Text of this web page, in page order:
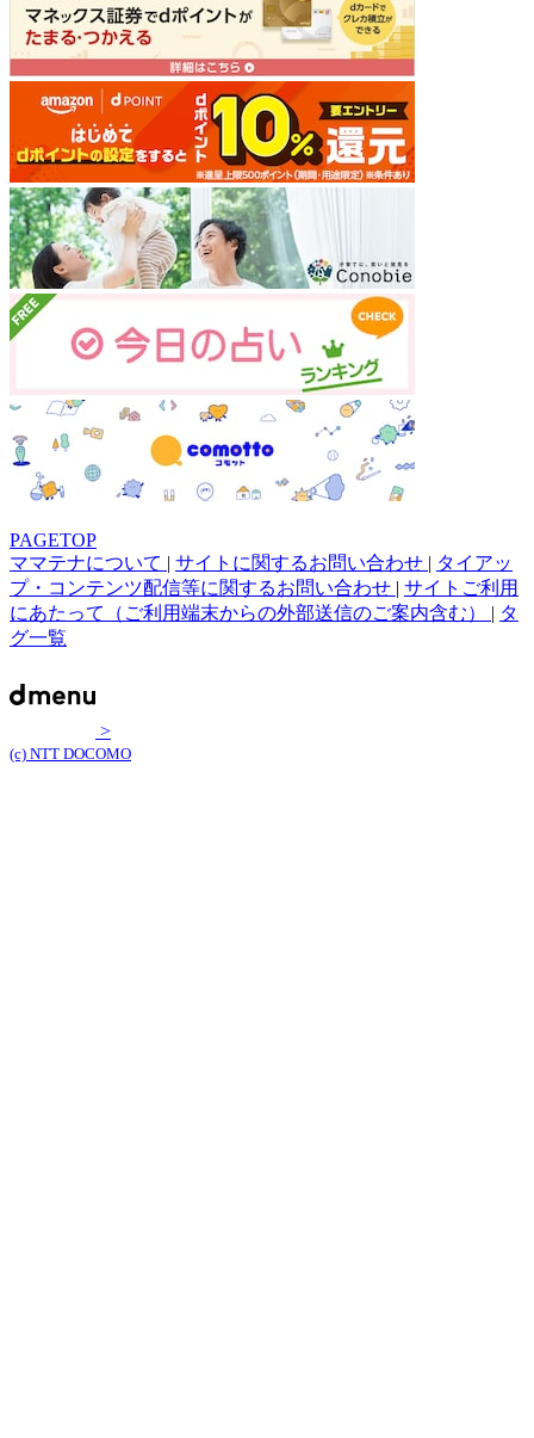
PAGETOP
ママテナについて | サイトに関するお問い合わせ | タイアッ
プ・コンテンツ配信等に関するお問い合わせ | サイトご利用
にあたって（ご利用端末からの外部送信のご案内含む） | タ
グ一覧
>
(c) NTT DOCOMO